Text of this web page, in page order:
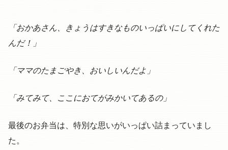
「おかあさん、きょうはすきなものいっぱいにしてくれた
んだ！」
「ママのたまごやき、おいしいんだよ」
「みてみて、ここにおてがみかいてあるの」
最後のお弁当は、特別な思いがいっぱい詰まっていまし
た。